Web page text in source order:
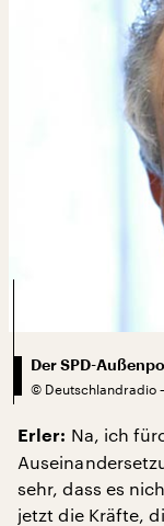
Der SPD-
© Deutschlandradio
Erler: Na, ich
sehr, dass es
jetzt die Kräfte,